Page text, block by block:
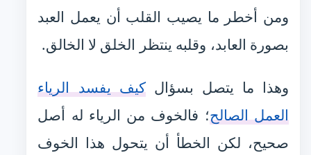
ومن أخطر ما يصيب القلب أن يعمل العبد
بصورة العابد، وقلبه ينتظر الخلق لا الخالق.
وهذا ما يتصل بسؤالكيف يفسد الرياء
العمل الصالح؛ فالخوف من الرياء له أصل
صحيح، لكن الخطأ أن يتحول هذا الخوف